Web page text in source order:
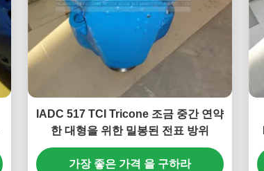
IADC 517 TCI Tricone 조금 중간 연약
한 대형을 위한 밀봉된 전표 방위
가장 좋은 가격 을 구하라